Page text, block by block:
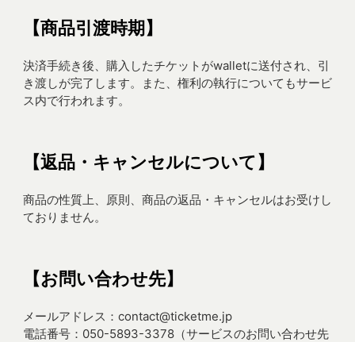
【商品引渡時期】
決済手続き後、購入したチケットがwalletに送付され、引
き渡しが完了します。また、権利の執行についてもサービ
ス内で行われます。
【返品・キャンセルについて】
商品の性質上、原則、商品の返品・キャンセルはお受けし
ておりません。
【お問い合わせ先】
メールアドレス：contact@ticketme.jp
電話番号：050-5893-3378（サービスのお問い合わせ先